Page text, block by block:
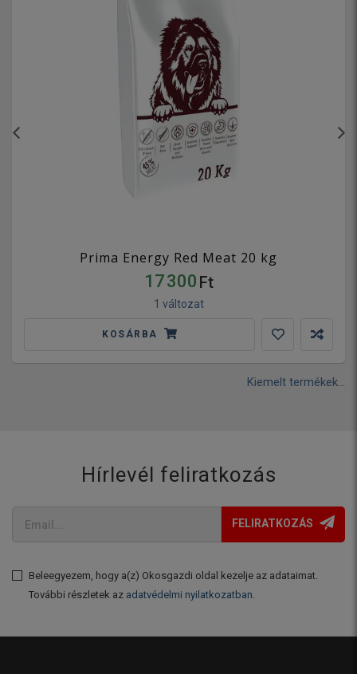
Prima Energy Red Meat 20 kg
17 300 Ft
1 változat
KOSÁRBA
Kiemelt termékek...
Hírlevél feliratkozás
FELIRATKOZÁS
Beleegyezem, hogy a(z) Okosgazdi oldal kezelje az adataimat.
További részletek az adatvédelmi nyilatkozatban.